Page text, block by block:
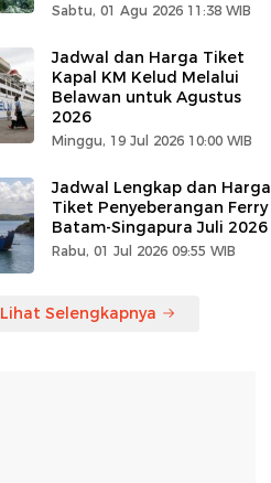
Sabtu, 01 Agu 2026 11:38 WIB
Jadwal dan Harga Tiket
Kapal KM Kelud Melalui
Belawan untuk Agustus
2026
Minggu, 19 Jul 2026 10:00 WIB
Jadwal Lengkap dan Harga
Tiket Penyeberangan Ferry
Batam-Singapura Juli 2026
Rabu, 01 Jul 2026 09:55 WIB
Lihat Selengkapnya